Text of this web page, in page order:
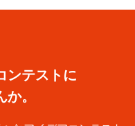
ンテストに
。